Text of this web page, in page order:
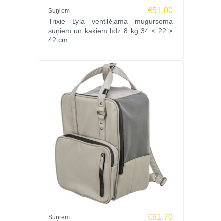
Suņiem €51.00
Trixie Lyla ventilējama mugursoma
suņiem un kaķiem līdz 8 kg 34 × 22 ×
42 cm
Suņiem €61.70